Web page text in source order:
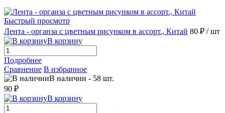
Быстрый просмотр
Лента - органза с цветным рисунком в ассорт., Китай 80 ₽ / шт
В корзину
Подробнее
Сравнение В избранное
В наличии - 58 шт.
90 ₽
В корзину